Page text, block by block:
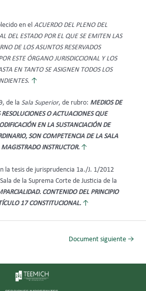
en el ACUERDO DEL PLENO DEL
DEL ESTADO POR EL QUE SE EMITEN LAS
DE LOS ASUNTOS RESERVADOS
ESTE ÓRGANO JURISDICCIONAL Y LOS
EN TANTO SE ASIGNEN TODOS LOS
. ↑
de la Sala Superior, de rubro: MEDIOS DE
O ACTUACIONES QUE
EN LA SUSTANCIACIÓN DE
SON COMPETENCIA DE LA SALA
INSTRUCTOR. ↑
la tesis de jurisprudencia 1a./J. 1/2012
de la Suprema Corte de Justicia de la
CONTENIDO DEL PRINCIPIO
17 CONSTITUCIONAL. ↑
Document siguiente →